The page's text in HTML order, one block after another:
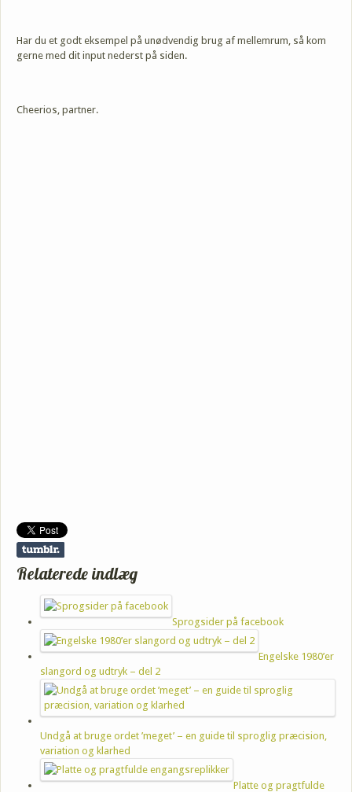
Har du et godt eksempel på unødvendig brug af mellemrum, så kom
gerne med dit input nederst på siden.
Cheerios, partner.
Relaterede indlæg
Sprogsider på facebook
Engelske 1980’er
slangord og udtryk – del 2
Undgå at bruge ordet ’meget’ – en guide til sproglig præcision,
variation og klarhed
Platte og pragtfulde